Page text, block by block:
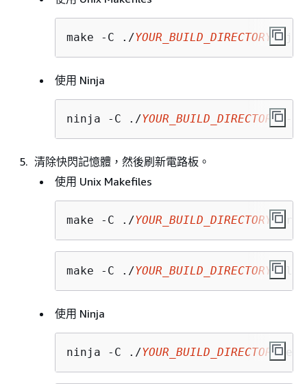
make -C ./YOUR_BUILD_DIRECTORY -j8
使用 Ninja
ninja -C ./YOUR_BUILD_DIRECTORY -j8
清除快閃記憶體，然後刷新電路板。
使用 Unix Makefiles
make -C ./YOUR_BUILD_DIRECTORY
make -C ./YOUR_BUILD_DIRECTORY
使用 Ninja
ninja -C ./YOUR_BUILD_DIRECTORY